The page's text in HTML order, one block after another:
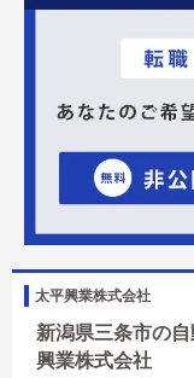
太平興業株式会社
新潟県三条市の
興業株式会社